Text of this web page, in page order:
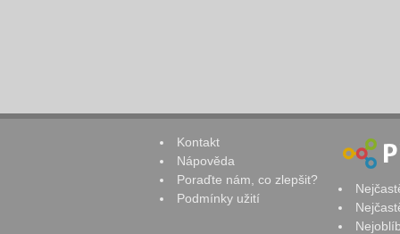
Kontakt
Nápověda
Poraďte nám, co zlepšit?
Podmínky užití